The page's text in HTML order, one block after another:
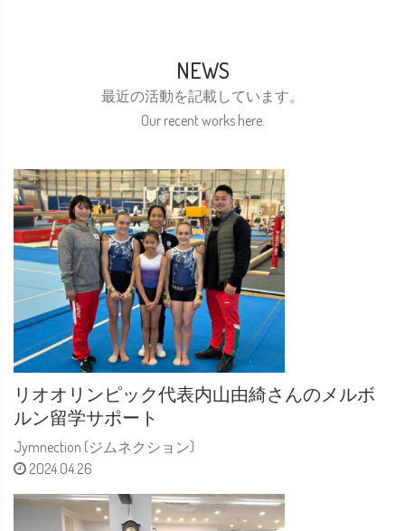
NEWS
最近の活動を記載しています。
Our recent works here.
リオオリンピック代表内山由綺さんのメルボ
ルン留学サポート
Jymnection (ジムネクション)
2024.04.26